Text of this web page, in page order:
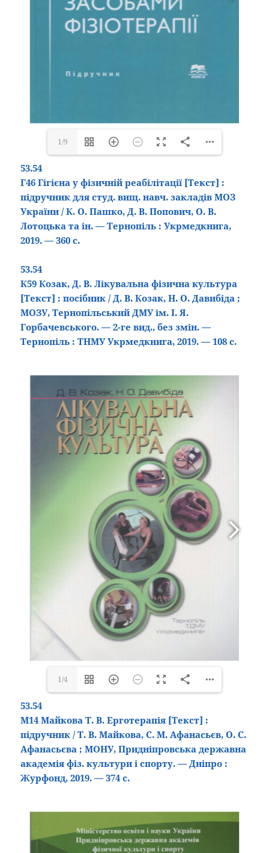
1/9
53.54
Г46 Гігієна у фізичній реабілітації [Текст] :
підручник для студ. вищ. навч. закладів МОЗ
України / К. О. Пашко, Д. В. Попович, О. В.
Лотоцька та ін. — Тернопіль : Укрмедкнига,
2019. — 360 с.
53.54
К59 Козак, Д. В. Лікувальна фізична культура
[Текст] : посібник / Д. В. Козак, Н. О. Давибіда ;
МОЗУ, Тернопільський ДМУ ім. І. Я.
Горбачевського. — 2-ге вид., без змін. —
Тернопіль : ТНМУ Укрмедкнига, 2019. — 108 с.
1/4
53.54
М14 Майкова Т. В. Ерготерапія [Текст] :
підручник / Т. В. Майкова, С. М. Афанасьєв, О. С.
Афанасьєва ; МОНУ, Придніпровська державна
академія фіз. культури і спорту. — Дніпро :
Журфонд, 2019. — 374 с.